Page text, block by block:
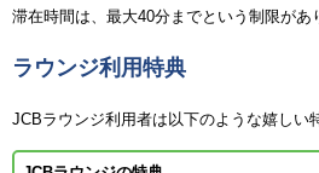
滞在時間は、最大40分までという制限があ
ラウンジ利用特典
JCBラウンジ利用者は以下のような嬉しい